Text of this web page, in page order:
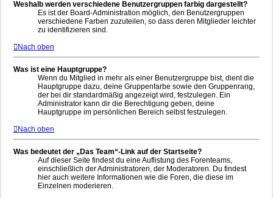
Weshalb werden verschiedene Benutzergruppen farbig dargestellt?
Es ist der Board-Administration möglich, den Benutzergruppen
verschiedene Farben zuzuteilen, so dass deren Mitglieder leichter
zu identifizieren sind.
Nach oben
Was ist eine Hauptgruppe?
Wenn du Mitglied in mehr als einer Benutzergruppe bist, dient die
Hauptgruppe dazu, deine Gruppenfarbe sowie den Gruppenrang,
der bei dir standardmäßig angezeigt wird, festzulegen. Ein
Administrator kann dir die Berechtigung geben, deine
Hauptgruppe im persönlichen Bereich selbst festzulegen.
Nach oben
Was bedeutet der „Das Team“-Link auf der Startseite?
Auf dieser Seite findest du eine Auflistung des Forenteams,
einschließlich der Administratoren, der Moderatoren. Du findest
hier auch weitere Informationen wie die Foren, die diese im
Einzelnen moderieren.